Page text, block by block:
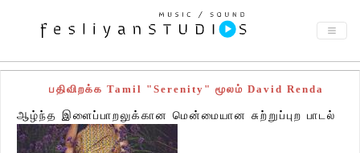
பதிவிறக்க Tamil "Serenity" மூலம் David Renda
ஆழ்ந்த இளைப்பாறலுக்கான மென்மையான சுற்றுப்புற பாடல்